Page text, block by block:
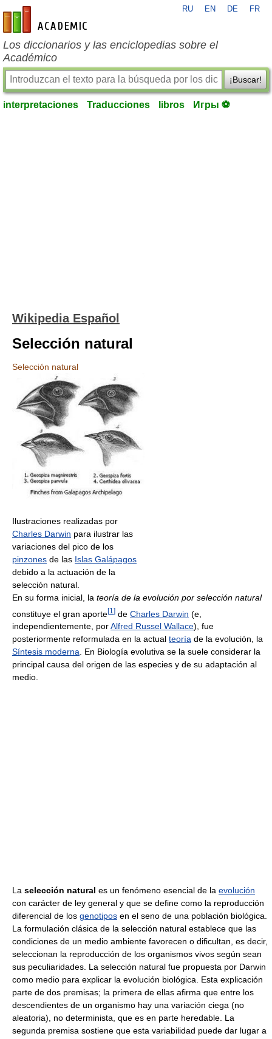
es-academic.com
RU EN DE FR
Los diccionarios y las enciclopedias sobre el
Académico
¡Buscar!
interpretaciones Traducciones libros Игры ⚽
Wikipedia Español
Selección natural
Selección natural
Ilustraciones realizadas por
Charles Darwin para ilustrar las
variaciones del pico de los
pinzones de las Islas Galápagos
debido a la actuación de la
selección natural.
En su forma inicial, la teoría de la evolución por selección natural
constituye el gran aporte[1 ] de Charles Darwin (e,
independientemente, porAlfred Russel Wallace), fue
posteriormente reformulada en la actual teoría de la evolución, la
Síntesis moderna. En Biología evolutiva se la suele considerar la
principal causa del origen de las especies y de su adaptación al
medio.
La selección natural es un fenómeno esencial de la evolución
con carácter de ley general y que se define como la reproducción
diferencial de los genotipos en el seno de una población biológica.
La formulación clásica de la selección natural establece que las
condiciones de un medio ambiente favorecen o dificultan, es decir,
seleccionan la reproducción de los organismos vivos según sean
sus peculiaridades. La selección natural fue propuesta por Darwin
como medio para explicar la evolución biológica. Esta explicación
parte de dos premisas; la primera de ellas afirma que entre los
descendientes de un organismo hay una variación ciega (no
aleatoria), no determinista, que es en parte heredable. La
segunda premisa sostiene que esta variabilidad puede dar lugar a